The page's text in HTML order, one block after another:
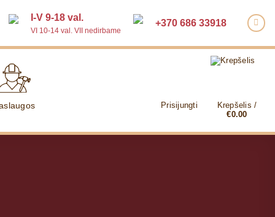
I-V 9-18 val.
VI 10-14 val. VII nedirbame
+370 686 33918
Prisijungti
Krepšelis /
€0.00